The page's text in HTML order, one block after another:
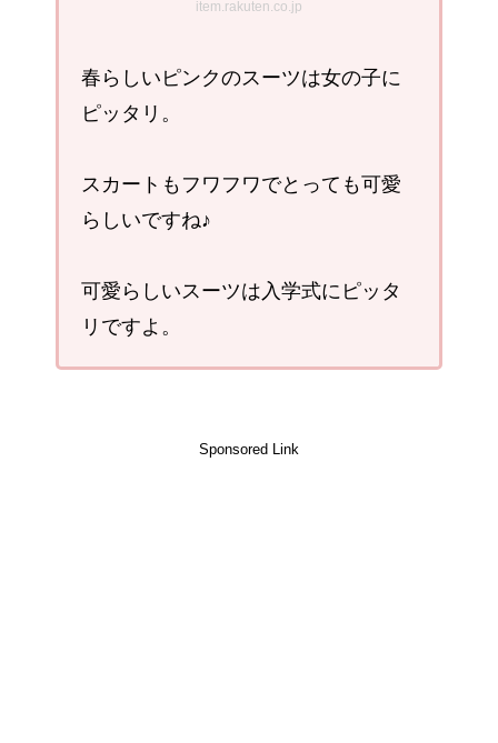
item.rakuten.co.jp
春らしいピンクのスーツは女の子に
ピッタリ。
スカートもフワフワでとっても可愛
らしいですね♪
可愛らしいスーツは入学式にピッタ
リですよ。
Sponsored Link